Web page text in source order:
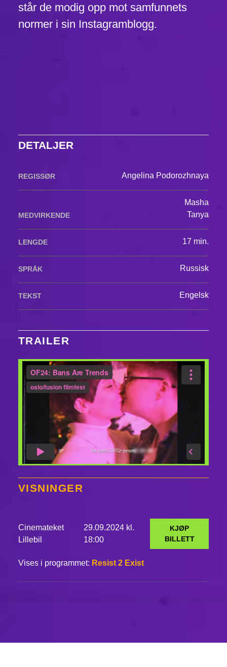
står de modig opp mot samfunnets
normer i sin Instagramblogg.
DETALJER
REGISSØR Angelina Podorozhnaya
MEDVIRKENDE
Masha
Tanya
LENGDE 17 min.
SPRÅK Russisk
TEKST Engelsk
TRAILER
VISNINGER
Cinemateket
Lillebil
29.09.2024 kl.
18:00
KJØP
BILLETT
Vises i programmet: Resist 2 Exist